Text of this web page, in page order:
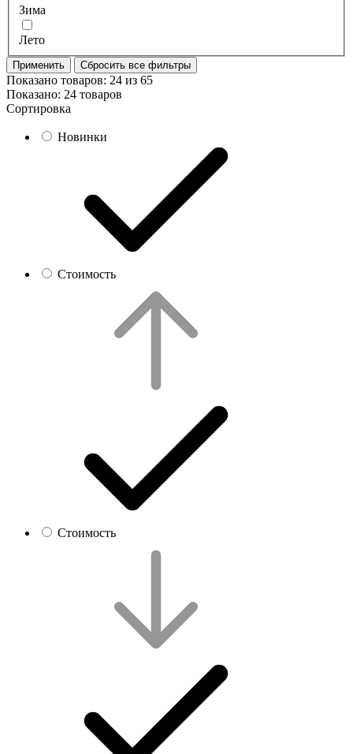
Зима
Лето
Применить Сбросить все фильтры
Показано товаров: 24 из 65
Показано: 24 товаров
Сортировка
Новинки
Стоимость
Стоимость